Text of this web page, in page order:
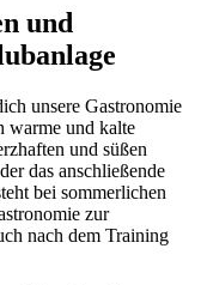
und
unsere Gastronomie
warme und kalte
und süßen
das anschließende
bei sommerlichen
zur
nach dem Training